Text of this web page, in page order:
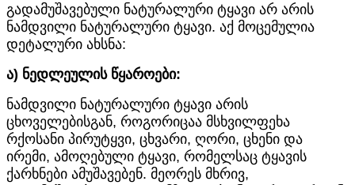
გადამუშავებული ნატურალური ტყავი არ არის
ნამდვილი ნატურალური ტყავი. აქ მოცემულია
დეტალური ახსნა:
ა) ნედლეულის წყაროები:
ნამდვილი ნატურალური ტყავი არის
ცხოველებისგან, როგორიცაა მსხვილფეხა
რქოსანი პირუტყვი, ცხვარი, ღორი, ცხენი და
ირემი, ამოღებული ტყავი, რომელსაც ტყავის
ქარხნები ამუშავებენ. მეორეს მხრივ,